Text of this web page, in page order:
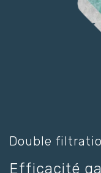
Double
Efficacité